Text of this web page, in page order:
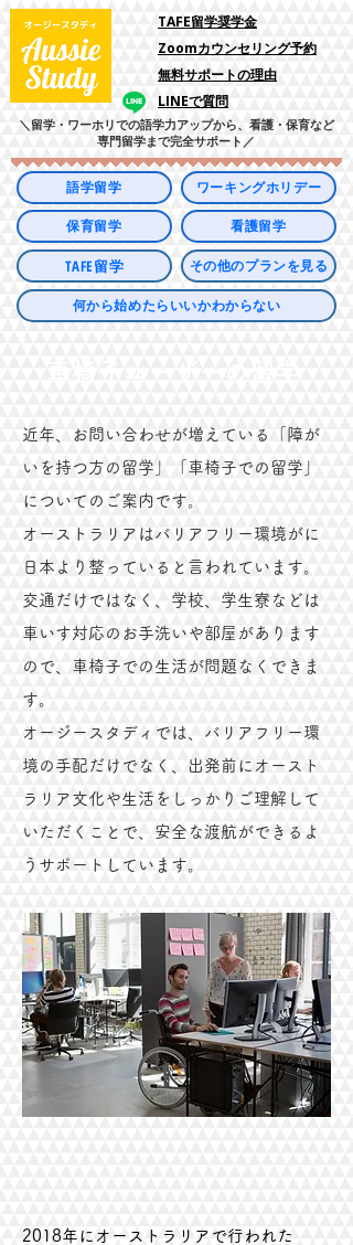
​TAFE留学奨学金
Zoomカウンセリング予約
​無料サポートの理由
LINEで質問
＼留学・ワーホリでの語学力アップから、看護・保育など
専門留学まで完全サポート／
語学留学
保育留学
TAFE留学
ワーキングホリデー
看護留学
その他のプランを見る
何から始めたらいいかわからない
近年、お問い合わせが増えている「障が
いを持つ方の留学」「車椅子での留学」
についてのご案内です。
オーストラリアはバリアフリー環境がに
日本より整っていると言われています。
交通だけではなく、学校、学生寮などは
車いす対応のお手洗いや部屋があります
ので、車椅子での生活が問題なくできま
す。
​オージースタディでは、バリアフリー環
境の手配だけでなく、出発前にオースト
ラリア文化や生活をしっかりご理解して
いただくことで、安全な渡航ができるよ
うサポートしています。
2018年にオーストラリアで行われた